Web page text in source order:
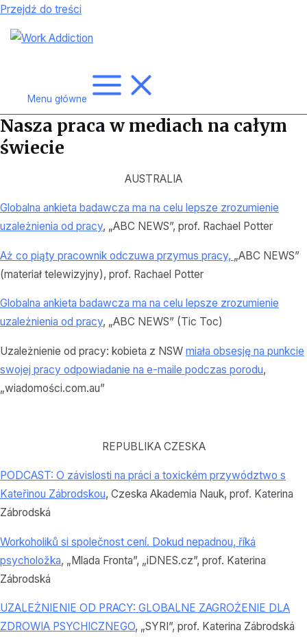
Przejdź do treści
Menu główne
Nasza praca w mediach na całym
świecie
AUSTRALIA
Globalna ankieta badawcza ma na celu lepsze zrozumienie
uzależnienia od pracy, „ABC NEWS”, prof. Rachael Potter
Aż co piąty pracownik odczuwa przymus pracy, „ABC NEWS”
(materiał telewizyjny), prof. Rachael Potter
Globalna ankieta badawcza ma na celu lepsze zrozumienie
uzależnienia od pracy, „ABC NEWS” (Tic Toc)
Uzależnienie od pracy: kobieta z NSW miała obsesję na punkcie
swojej pracy odpowiadanie na e-maile podczas porodu,
„wiadomości.com.au”
REPUBLIKA CZESKA
PODCAST: O závislosti na práci a toxickém przywództwo s
Kateřinou Zábrodskou, Czeska Akademia Nauk, prof. Katerina
Zábrodská
Workoholiků si společnost cení. Dokud nepadnou, říká
psycholožka, „Mlada Fronta”, „iDNES.cz”, prof. Katerina
Zábrodská
UZALEŻNIENIE OD PRACY: GLOBALNE ZAGROŻENIE DLA
ZDROWIA PSYCHICZNEGO, „SYRI”, prof. Katerina Zábrodská